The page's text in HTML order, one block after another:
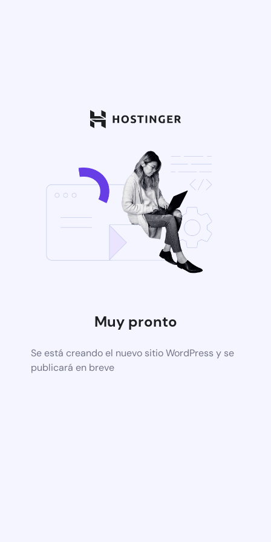
Muy pronto
Se está creando el nuevo sitio WordPress y se
publicará en breve